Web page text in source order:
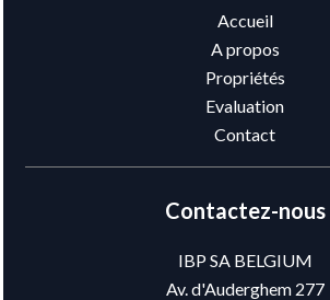
Accueil
A propos
Propriétés
Evaluation
Contact
Contactez-nous
IBP SA BELGIUM
Av. d'Auderghem 277